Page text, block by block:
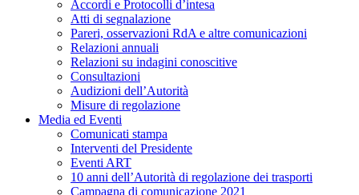
Accordi e Protocolli d’intesa
Atti di segnalazione
Pareri, osservazioni RdA e altre comunicazioni
Relazioni annuali
Relazioni su indagini conoscitive
Consultazioni
Audizioni dell’Autorità
Misure di regolazione
Media ed Eventi
Comunicati stampa
Interventi del Presidente
Eventi ART
10 anni dell’Autorità di regolazione dei trasporti
Campagna di comunicazione 2021